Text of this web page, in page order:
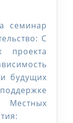
семинар
С
проекта
будущих